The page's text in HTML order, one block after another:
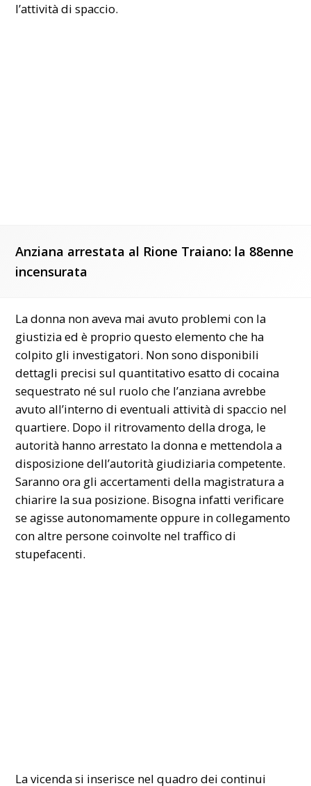
l’attività di spaccio.
Anziana arrestata al Rione Traiano: la 88enne
incensurata
La donna non aveva mai avuto problemi con la
giustizia ed è proprio questo elemento che ha
colpito gli investigatori. Non sono disponibili
dettagli precisi sul quantitativo esatto di cocaina
sequestrato né sul ruolo che l’anziana avrebbe
avuto all’interno di eventuali attività di spaccio nel
quartiere. Dopo il ritrovamento della droga, le
autorità hanno arrestato la donna e mettendola a
disposizione dell’autorità giudiziaria competente.
Saranno ora gli accertamenti della magistratura a
chiarire la sua posizione. Bisogna infatti verificare
se agisse autonomamente oppure in collegamento
con altre persone coinvolte nel traffico di
stupefacenti.
La vicenda si inserisce nel quadro dei continui